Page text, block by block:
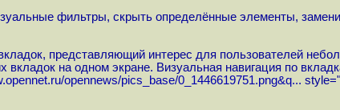
фильтры, скрыть определённые элементы,
представляющий интерес для пользователей
на одном экране. Визуальная навигация по
opennews/pics_base/0_1446619751.png&q...